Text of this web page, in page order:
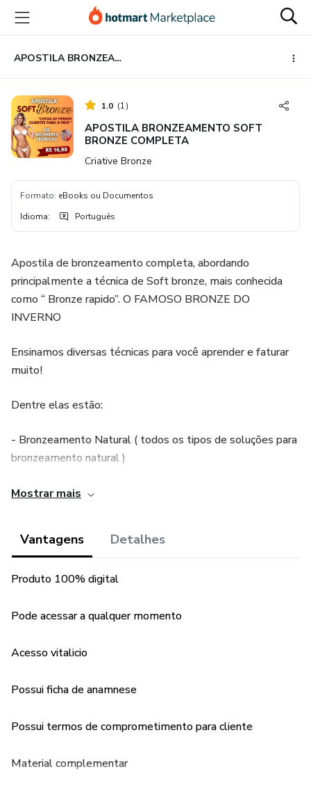
para
conteúdo
principal
para
pagamento
para
rodapé
APOSTILA BRONZEAMENTO SOFT BRONZE COMPLETA
1.0 (1)
APOSTILA BRONZEAMENTO SOFT
BRONZE COMPLETA
Criative Bronze
Formato: eBooks ou Documentos
Idioma: Português
Apostila de bronzeamento completa, abordando
principalmente a técnica de Soft bronze, mais conhecida
como “ Bronze rapido”. O FAMOSO BRONZE DO
INVERNO
Ensinamos diversas técnicas para você aprender e faturar
muito!
Dentre elas estão:
- Bronzeamento Natural ( todos os tipos de soluções para
bronzeamento natural )
-Bronzeamento artificial ( Bronze na luva , Bronze a jato ,
Fique por dentro das novas técnicas do mercado de
Mostrar mais
Vantagens Detalhes
Produto 100% digital
Pode acessar a qualquer momento
Acesso vitalicio
Possui ficha de anamnese
Possui termos de comprometimento para cliente
Material complementar